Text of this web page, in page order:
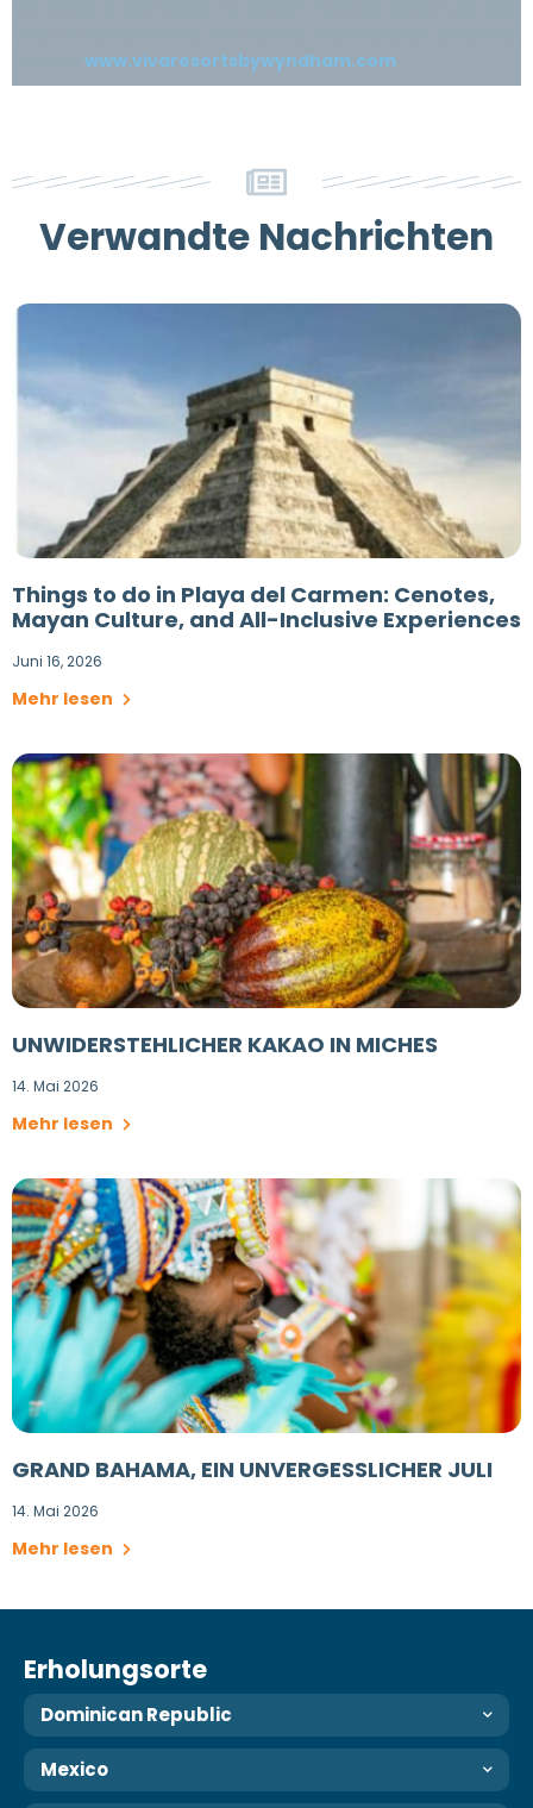
www.vivaresortsbywyndham.com
Verwandte Nachrichten
Things to do in Playa del Carmen: Cenotes,
Mayan Culture, and All-Inclusive Experiences
Juni 16, 2026
Mehr lesen
UNWIDERSTEHLICHER KAKAO IN MICHES
14. Mai 2026
Mehr lesen
GRAND BAHAMA, EIN UNVERGESSLICHER JULI
14. Mai 2026
Mehr lesen
Erholungsorte
Dominican Republic
Mexico